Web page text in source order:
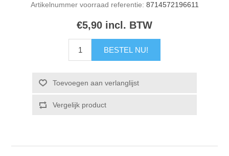
Artikelnummer voorraad referentie: 8714572196611
€5,90 incl. BTW